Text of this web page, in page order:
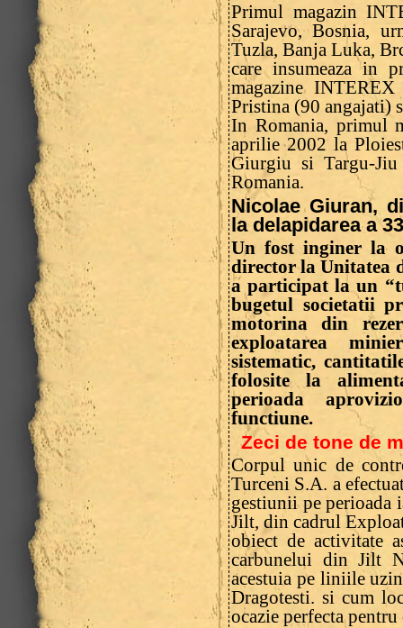
Primul magazin
Sarajevo, Bosnia,
Tuzla, Banja Luka,
care insumeaza in
magazine
Pristina (90 angajati)
In Romania, primul
aprilie 2002 la
Giurgiu si Targu-
Romania.
Nicolae Giuran,
la delapidarea a
Un fost inginer la
director la Unitatea
a participat la un
bugetul societatii
motorina din
exploatarea
sistematic,
folosite la
perioada
functiune.
Zeci de tone de
Corpul unic de
Turceni S.A. a
gestiunii pe perioada
Jilt, din cadrul
obiect de activitate
carbunelui din Jilt
acestuia pe liniile
Dragotesti. si cum
ocazie perfecta